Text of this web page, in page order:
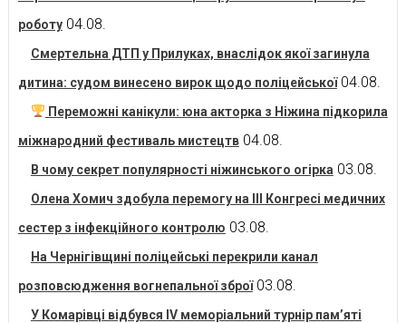
роботу 04.08.
Смертельна ДТП у Прилуках, внаслідок якої загинула
дитина: судом винесено вирок щодо поліцейської 04.08.
Переможні канікули: юна акторка з Ніжина підкорила
міжнародний фестиваль мистецтв 04.08.
В чому секрет популярності ніжинського огірка 03.08.
Олена Хомич здобула перемогу на ІІІ Конгресі медичних
сестер з інфекційного контролю 03.08.
На Чернігівщині поліцейські перекрили канал
розповсюдження вогнепальної зброї 03.08.
У Комарівці відбувся IV меморіальний турнір пам’яті